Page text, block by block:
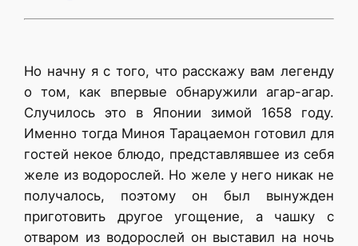
Но начну я с того, что расскажу вам легенду
о том, как впервые обнаружили агар-агар.
Случилось это в Японии зимой 1658 году.
Именно тогда Миноя Тарацаемон готовил для
гостей некое блюдо, представлявшее из себя
желе из водорослей. Но желе у него никак не
получалось, поэтому он был вынужден
приготовить другое угощение, а чашку с
отваром из водорослей он выставил на ночь